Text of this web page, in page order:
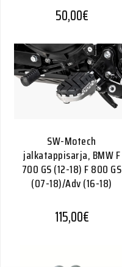
50,00€
SW-Motech
jalkatappisarja, BMW F
700 GS (12-18) F 800 GS
(07-18)/Adv (16-18)
115,00€